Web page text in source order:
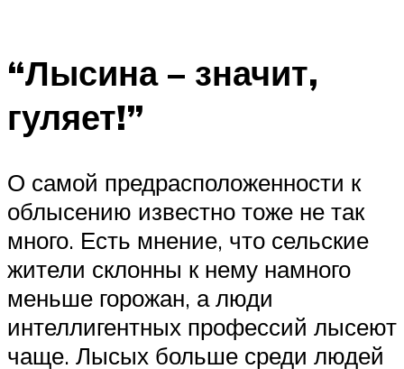
“Лысина – значит,
гуляет!”
О самой предрасположенности к
облысению известно тоже не так
много. Есть мнение, что сельские
жители склонны к нему намного
меньше горожан, а люди
интеллигентных профессий лысеют
чаще. Лысых больше среди людей